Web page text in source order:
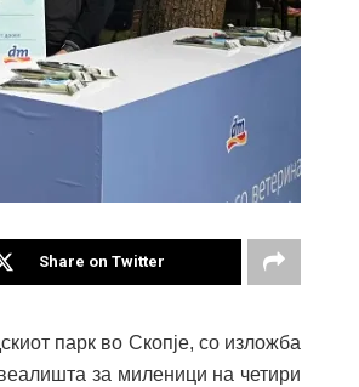
Share on Twitter
парк во Скопје, со изложба
за миленици на четири